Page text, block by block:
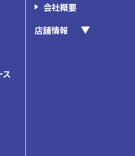
ス
会社概要
店舗情報